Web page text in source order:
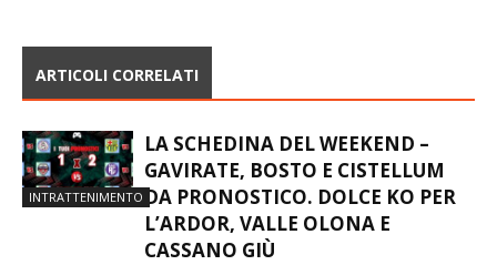
ARTICOLI CORRELATI
INTRATTENIMENTO
LA SCHEDINA DEL WEEKEND –
GAVIRATE, BOSTO E CISTELLUM
DA PRONOSTICO. DOLCE KO PER
L’ARDOR, VALLE OLONA E
CASSANO GIÙ